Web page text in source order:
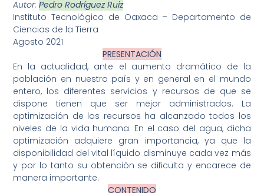
Autor:Pedro Rodríguez Ruiz
Instituto Tecnológico de Oaxaca – Departamento de
Ciencias de la Tierra
Agosto 2021
PRESENTACIÓN
En la actualidad, ante el aumento dramático de la
población en nuestro país y en general en el mundo
entero, los diferentes servicios y recursos de que se
dispone tienen que ser mejor administrados. La
optimización de los recursos ha alcanzado todos los
niveles de la vida humana. En el caso del agua, dicha
optimización adquiere gran importancia, ya que la
disponibilidad del vital líquido disminuye cada vez más
y por lo tanto su obtención se dificulta y encarece de
manera importante.
CONTENIDO